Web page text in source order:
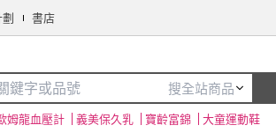
書店
搜全站商品
姆龍血壓計 義美保久乳 寶齡富錦 大童運動鞋